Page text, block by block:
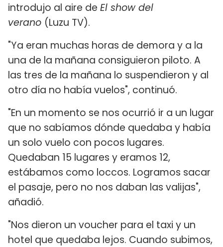
introdujo al aire de El show del
verano (Luzu TV).
"Ya eran muchas horas de demora y a la
una de la mañana consiguieron piloto. A
las tres de la mañana lo suspendieron y al
otro día no había vuelos", continuó.
"En un momento se nos ocurrió ir a un lugar
que no sabíamos dónde quedaba y había
un solo vuelo con pocos lugares.
Quedaban 15 lugares y eramos 12,
estábamos como loccos. Logramos sacar
el pasaje, pero no nos daban las valijas",
añadió.
"Nos dieron un voucher para el taxi y un
hotel que quedaba lejos. Cuando subimos,